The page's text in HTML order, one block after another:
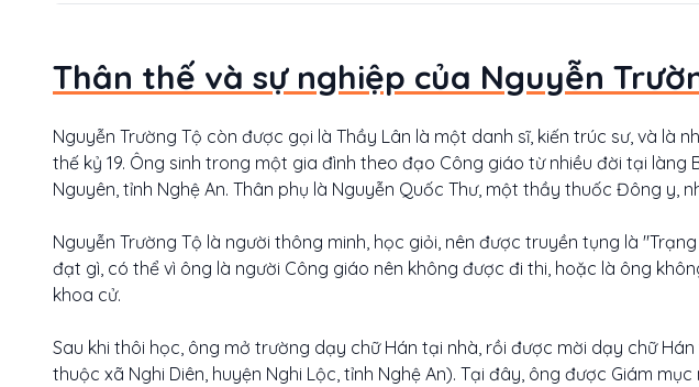
Thân thế và sự nghiệp của Nguyễn
Nguyễn Trường Tộ còn được gọi là Thầy Lân là một danh sĩ, kiến trúc sư, và là
thế kỷ 19. Ông sinh trong một gia đình theo đạo Công giáo từ nhiều đời tại làng
Nguyên, tỉnh Nghệ An. Thân phụ là Nguyễn Quốc Thư, một thầy thuốc Đông y,
Nguyễn Trường Tộ là người thông minh, học giỏi, nên được truyền tụng là
đạt gì, có thể vì ông là người Công giáo nên không được đi thi, hoặc là ông
khoa cử.
Sau khi thôi học, ông mở trường dạy chữ Hán tại nhà, rồi được mời dạy chữ
thuộc xã Nghi Diên, huyện Nghi Lộc, tỉnh Nghệ An). Tại đây, ông được Giám